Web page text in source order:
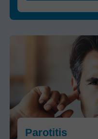
Parotitis